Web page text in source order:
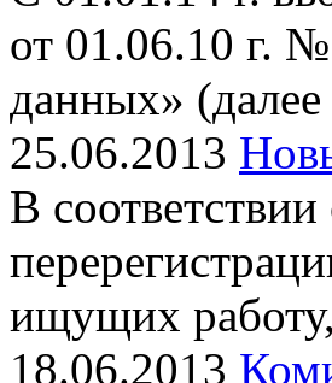
от 01.06.10 г.
данных»
25.06.2013
В
ищущих
18.06.2013